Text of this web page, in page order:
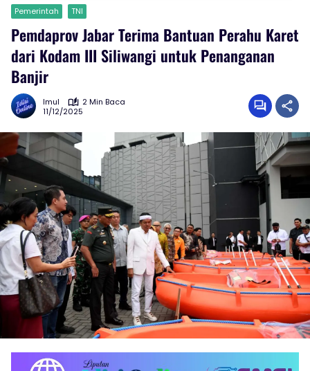
Pemerintah TNI
Pemdaprov Jabar Terima Bantuan Perahu Karet
dari Kodam III Siliwangi untuk Penanganan
Banjir
Imul
2 Min Baca
11/12/2025